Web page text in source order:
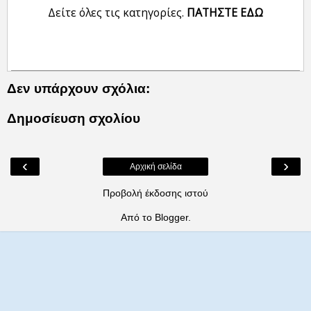
Δείτε όλες τις κατηγορίες. ΠΑΤΗΣΤΕ ΕΔΩ
Δεν υπάρχουν σχόλια:
Δημοσίευση σχολίου
‹ ›
Αρχική σελίδα
Προβολή έκδοσης ιστού
Από το Blogger.